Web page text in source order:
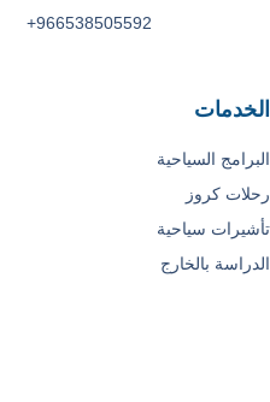
الخدمات
البرامج السياحية
رحلات كروز
تأشيرات سياحية
الدراسة بالخارج
+966538505592